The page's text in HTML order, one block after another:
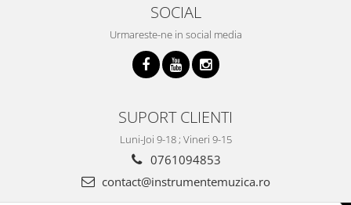
SOCIAL
Urmareste-ne in social media
SUPORT CLIENTI
Luni-Joi 9-18 ; Vineri 9-15
0761094853
contact@instrumentemuzica.ro